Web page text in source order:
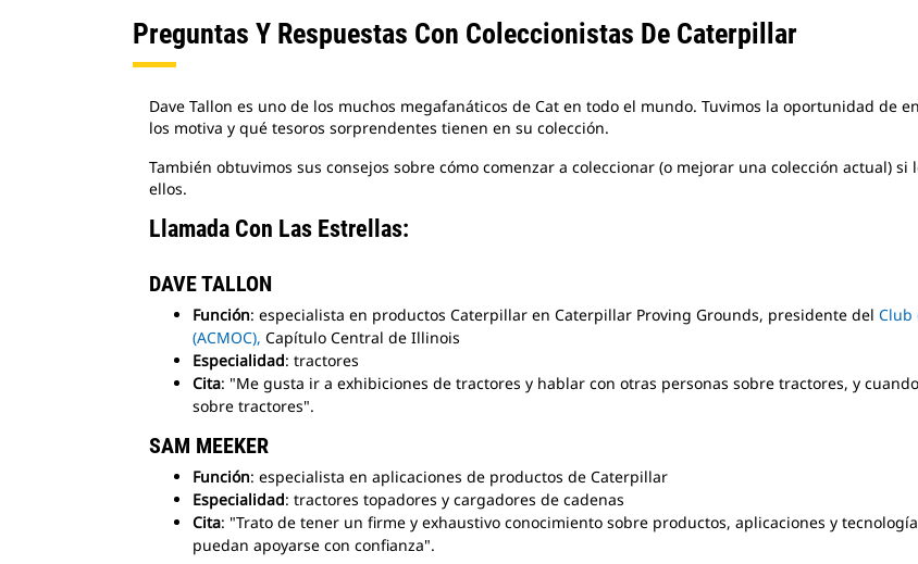
Preguntas Y Respuestas Con Coleccionistas De Caterpillar
Dave Tallon es uno de los muchos megafanáticos de Cat en todo el mundo. Tuvimos la oportunidad de
los motiva y qué tesoros sorprendentes tienen en su colección.
También obtuvimos sus consejos sobre cómo comenzar a coleccionar (o mejorar una colección actual)
ellos.
Llamada Con Las Estrellas:
DAVE TALLON
Función: especialista en productos Caterpillar en Caterpillar Proving Grounds, presidente del Club
(ACMOC), Capítulo Central de Illinois
Especialidad: tractores
Cita: "Me gusta ir a exhibiciones de tractores y hablar con otras personas sobre tractores, y
sobre tractores".
SAM MEEKER
Función: especialista en aplicaciones de productos de Caterpillar
Especialidad: tractores topadores y cargadores de cadenas
Cita: "Trato de tener un firme y exhaustivo conocimiento sobre productos, aplicaciones y
puedan apoyarse con confianza".